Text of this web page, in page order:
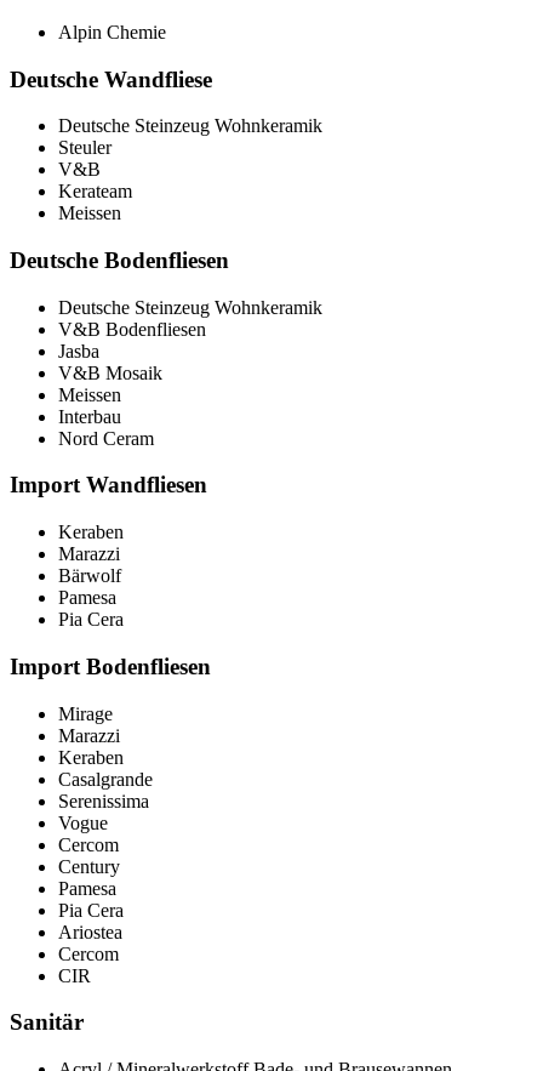
Alpin Chemie
Deutsche Wandfliese
Deutsche Steinzeug Wohnkeramik
Steuler
V&B
Kerateam
Meissen
Deutsche Bodenfliesen
Deutsche Steinzeug Wohnkeramik
V&B Bodenfliesen
Jasba
V&B Mosaik
Meissen
Interbau
Nord Ceram
Import Wandfliesen
Keraben
Marazzi
Bärwolf
Pamesa
Pia Cera
Import Bodenfliesen
Mirage
Marazzi
Keraben
Casalgrande
Serenissima
Vogue
Cercom
Century
Pamesa
Pia Cera
Ariostea
Cercom
CIR
Sanitär